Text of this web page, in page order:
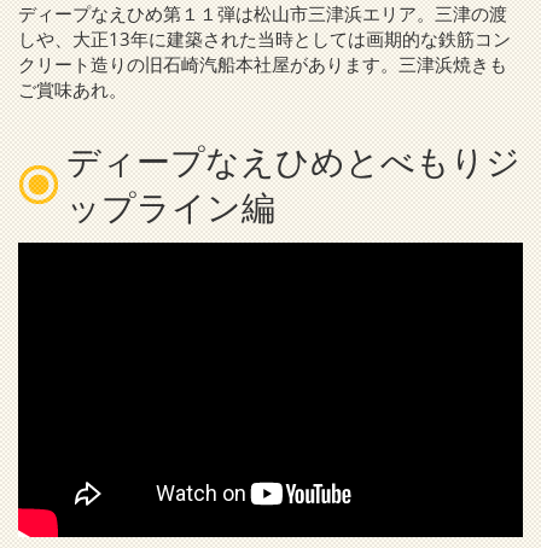
ディープなえひめ第１１弾は松山市三津浜エリア。三津の渡
しや、大正13年に建築された当時としては画期的な鉄筋コン
クリート造りの旧石崎汽船本社屋があります。三津浜焼きも
ご賞味あれ。
ディープなえひめとべもりジ
ップライン編